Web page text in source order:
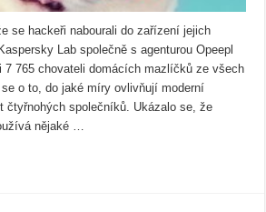
se hackeři nabourali do zařízení jejich
Lab společně s agenturou Opeepl
7 765 chovateli domácích mazlíčků ze všech
o to, do jaké míry ovlivňují moderní
čtyřnohých společníků. Ukázalo se, že
nějaké …